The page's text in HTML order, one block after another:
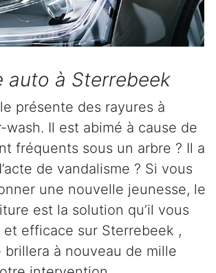
auto à Sterrebeek
présente des rayures à
wash. Il est abimé à cause de
fréquents sous un arbre ? Il a
de vandalisme ? Si vous
une nouvelle jeunesse, le
est la solution qu’il vous
et efficace sur Sterrebeek ,
à nouveau de mille